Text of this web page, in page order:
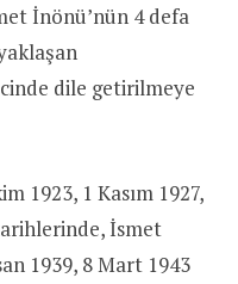
İnönü’nün 4 defa
dile getirilmeye
1923, 1 Kasım 1927,
İsmet
1939, 8 Mart 1943